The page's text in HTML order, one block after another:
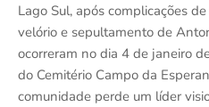
Lago Sul, após complicações
velório e sepultamento de
ocorreram no dia 4 de janeiro
do Cemitério Campo da
comunidade perde um líder